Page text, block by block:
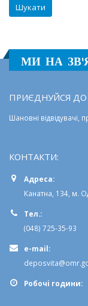
МИ НА
ПРИЄДНУЙСЯ ДО
Шановні відвідувачі,
КОНТАКТИ:
Адреса:
Канатна, 134, м.
Тел.:
(048) 725-35-93
e-mail:
Робочi години: